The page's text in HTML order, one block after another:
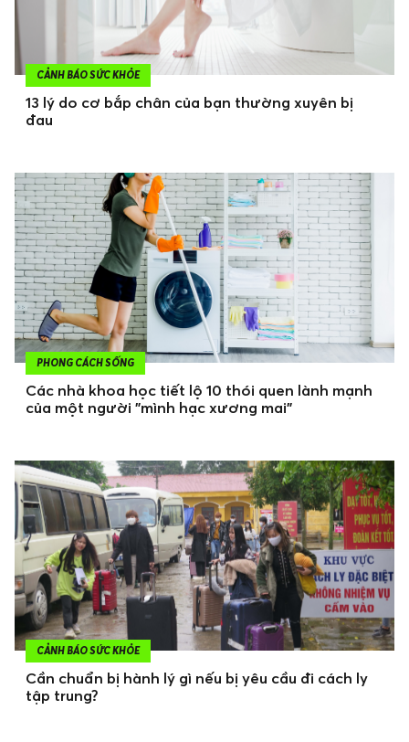
CẢNH BÁO SỨC KHỎE
13 lý do cơ bắp chân của bạn thường xuyên bị
đau
PHONG CÁCH SỐNG
Các nhà khoa học tiết lộ 10 thói quen lành mạnh
của một người "mình hạc xương mai"
CẢNH BÁO SỨC KHỎE
Cần chuẩn bị hành lý gì nếu bị yêu cầu đi cách ly
tập trung?